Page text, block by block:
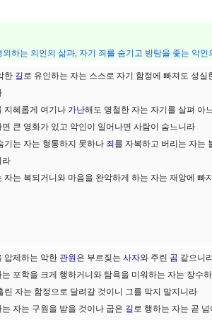
하는 의인의 삶과, 자기 죄를 숨기고 방탕을 좇는 악
한 길 로 유인하는 자는 스스로 자기 함정에 빠져도 성실
지혜롭게 여기나 가난해도 명철한 자는 자기를 살펴 아
큰 영화가 있고 악인이 일어나면 사람이 숨느니라
기는 자는 형통하지 못하나 죄 를 자복하고 버리는 자는
라
자는 복되거니와 마음을 완악하게 하는 자는 재앙에 빠
압제하는 악한 관원 은 부르짖는 사자와 주린 곰 같으니
포학을 크게 행하거니와 탐욕을 미워하는 자는 장수
린 자는 함정으로 달려갈 것이니 그를 막지 말지니라
자는 구원을 받을 것이나 굽은 길 로 행하는 자는 곧